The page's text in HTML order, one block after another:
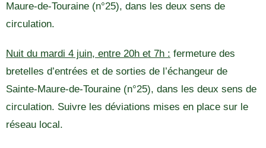
Maure-de-Touraine (n°25), dans les deux sens de
circulation.
Nuit du mardi 4 juin, entre 20h et 7h : fermeture des
bretelles d’entrées et de sorties de l’échangeur de
Sainte-Maure-de-Touraine (n°25), dans les deux sens de
circulation. Suivre les déviations mises en place sur le
réseau local.